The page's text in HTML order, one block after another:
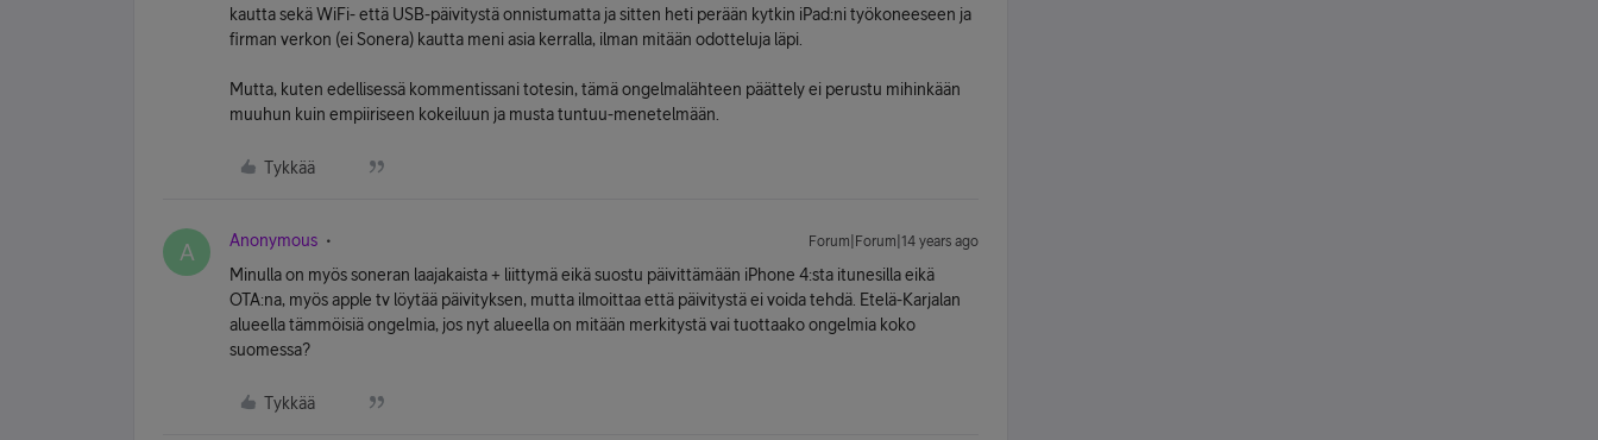
kautta sekä WiFi- että USB-päivitystä onnistumatta ja sitten heti perään kytkin iPad:ni työkoneeseen ja
firman verkon (ei Sonera) kautta meni asia kerralla, ilman mitään odotteluja läpi.
Mutta, kuten edellisessä kommentissani totesin, tämä ongelmalähteen päättely ei perustu mihinkään
muuhun kuin empiiriseen kokeiluun ja musta tuntuu-menetelmään.
Tykkää
A Anonymous Forum|Forum|14 years ago
Minulla on myös soneran laajakaista + liittymä eikä suostu päivittämään iPhone 4:sta itunesilla eikä
OTA:na, myös apple tv löytää päivityksen, mutta ilmoittaa että päivitystä ei voida tehdä. Etelä-Karjalan
alueella tämmöisiä ongelmia, jos nyt alueella on mitään merkitystä vai tuottaako ongelmia koko
suomessa?
Tykkää